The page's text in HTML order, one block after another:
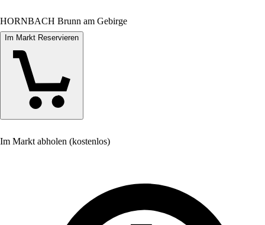
HORNBACH Brunn am Gebirge
Im Markt Reservieren
Im Markt abholen (kostenlos)